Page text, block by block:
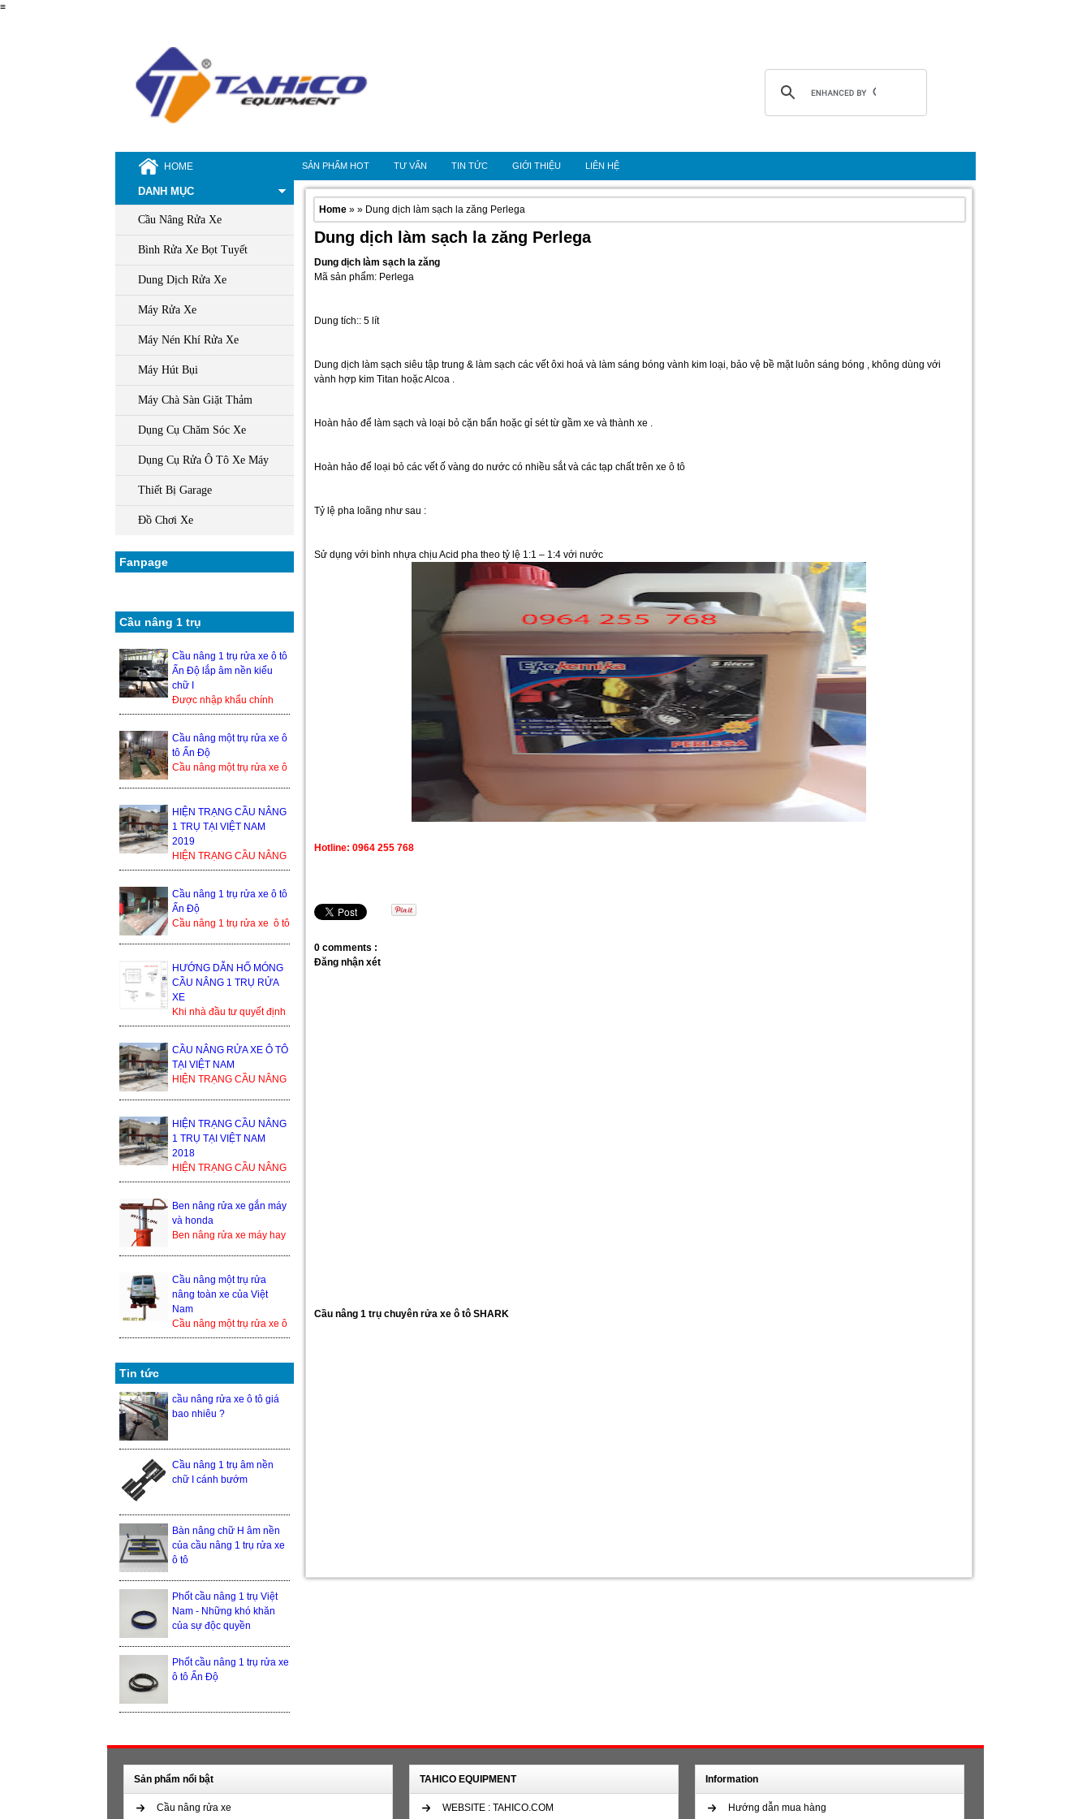
≡
HOME SẢN PHẨM HOT TƯ VẤN TIN TỨC GIỚI THIỆU LIÊN HỆ
DANH MỤC
Cầu Nâng Rửa Xe
Bình Rửa Xe Bọt Tuyết
Dung Dịch Rửa Xe
Máy Rửa Xe
Máy Nén Khí Rửa Xe
Máy Hút Bụi
Máy Chà Sàn Giặt Thảm
Dụng Cụ Chăm Sóc Xe
Dụng Cụ Rửa Ô Tô Xe Máy
Thiết Bị Garage
Đồ Chơi Xe
Fanpage
Cầu nâng 1 trụ
Cầu nâng 1 trụ rửa xe ô tô
Ấn Độ lắp âm nền kiểu
chữ I
Được nhập khẩu chính
hãng từ Ấn Độ, nên độ
nâng 1 trụ rửa xe ô ...
Cầu nâng một trụ rửa xe ô
tô Ấn Độ
Cầu nâng một trụ rửa xe ô
trong thị trường ...
HIỆN TRẠNG CẦU NÂNG
1 TRỤ TẠI VIỆT NAM
2019
HIỆN TRẠNG CẦU NÂNG
1 TRỤ TẠI VIỆT NAM
nâng xe ô tô, cầu nâng xe
1 trụ...
Cầu nâng 1 trụ rửa xe ô tô
Ấn Độ
Cầu nâng 1 trụ rửa xe ô tô
kiện sản xuất tạ...
HƯỚNG DẪN HỐ MÓNG
CẦU NÂNG 1 TRỤ RỬA
XE
Khi nhà đầu tư quyết định
lắp đặt cầu nâng 1 trụ, thì
bình thường họ sẽ nhận
được yêu cầu từ đơn ...
CẦU NÂNG RỬA XE Ô TÔ
TẠI VIỆT NAM
HIỆN TRẠNG CẦU NÂNG
nâng xe ô tô, cầu nâng xe
1 tr...
HIỆN TRẠNG CẦU NÂNG
1 TRỤ TẠI VIỆT NAM
2018
HIỆN TRẠNG CẦU NÂNG
1 TRỤ TẠI VIỆT NAM
2018 Trong thế giới cầu
nâng xe ô tô, cầu nâng xe
1 trụ ...
Ben nâng rửa xe gắn máy
và honda
Ben nâng rửa xe máy hay
thiết bị nâng hạ xe máy
đượ...
Cầu nâng một trụ rửa
nâng toàn xe của Việt
Nam
Cầu nâng một trụ rửa xe ô
tô nâng toàn xe của Việt
Tin tức
cầu nâng rửa xe ô tô giá
bao nhiêu ?
Cầu nâng 1 trụ âm nền
chữ I cánh bướm
Bàn nâng chữ H âm nền
của cầu nâng 1 trụ rửa xe
ô tô
Phốt cầu nâng 1 trụ Việt
Nam - Những khó khăn
của sự độc quyền
Phốt cầu nâng 1 trụ rửa xe
ô tô Ấn Độ
Home » » Dung dịch làm sạch la zăng Perlega
Dung dịch làm sạch la zăng Perlega
Dung dịch làm sạch la zăng
Mã sản phẩm: Perlega
Dung tích:: 5 lít
Dung dịch làm sạch siêu tập trung & làm sạch các vết ôxi hoá và làm sáng bóng vành kim loại, bảo vệ bề mặt luôn sáng bóng , không dùng với
vành hợp kim Titan hoặc Alcoa .
Hoàn hảo để làm sạch và loại bỏ cặn bẩn hoặc gỉ sét từ gầm xe và thành xe .
Hoàn hảo để loại bỏ các vết ố vàng do nước có nhiều sắt và các tạp chất trên xe ô tô
Tỷ lệ pha loãng như sau :
Sử dụng với bình nhựa chịu Acid pha theo tỷ lệ 1:1 – 1:4 với nước
Hotline: 0964 255 768
0 comments :
Đăng nhận xét
Cầu nâng 1 trụ chuyên rửa xe ô tô SHARK
Sản phẩm nổi bật
Cầu nâng rửa xe
TAHICO EQUIPMENT
WEBSITE : TAHICO.COM
Information
Hướng dẫn mua hàng